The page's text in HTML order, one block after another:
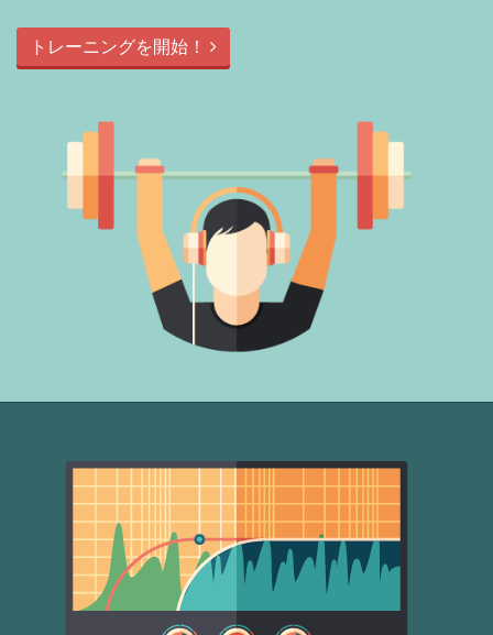
トレーニングを開始！